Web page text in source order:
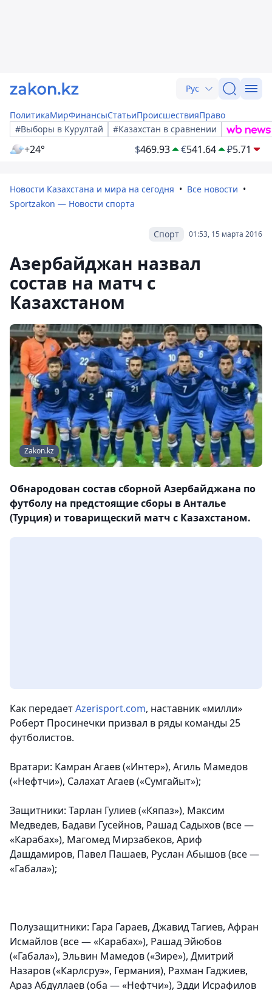
Рус
ПолитикаМирФинансыСтатьиПроисшествияПраво
#Выборы в Курултай
#Казахстан в сравнении
+24° $469.93 €541.64 ₽5.71
Новости Казахстана и мира на сегодня
Все новости
Sportzakon — Новости спорта
01:53, 15 марта 2016
Спорт
Азербайджан назвал
состав на матч с
Казахстаном
Zakon.kz
Обнародован состав сборной Азербайджана по
футболу на предстоящие сборы в Анталье
(Турция) и товарищеский матч с Казахстаном.
Как передаетAzerisport.com, наставник «милли»
Роберт Просинечки призвал в ряды команды 25
футболистов.
Вратари: Камран Агаев («Интер»), Агиль Мамедов
(«Нефтчи»), Салахат Агаев («Сумгайыт»);
Защитники: Тарлан Гулиев («Кяпаз»), Максим
Медведев, Бадави Гусейнов, Рашад Садыхов (все —
«Карабах»), Магомед Мирзабеков, Ариф
Дашдамиров, Павел Пашаев, Руслан Абышов (все —
«Габала»);
Полузащитники: Гара Гараев, Джавид Тагиев, Афран
Исмайлов (все — «Карабах»), Рашад Эйюбов
(«Габала»), Эльвин Мамедов («Зире»), Дмитрий
Назаров («Карлсруэ», Германия), Рахман Гаджиев,
Араз Абдуллаев (оба — «Нефтчи»), Эдди Исрафилов